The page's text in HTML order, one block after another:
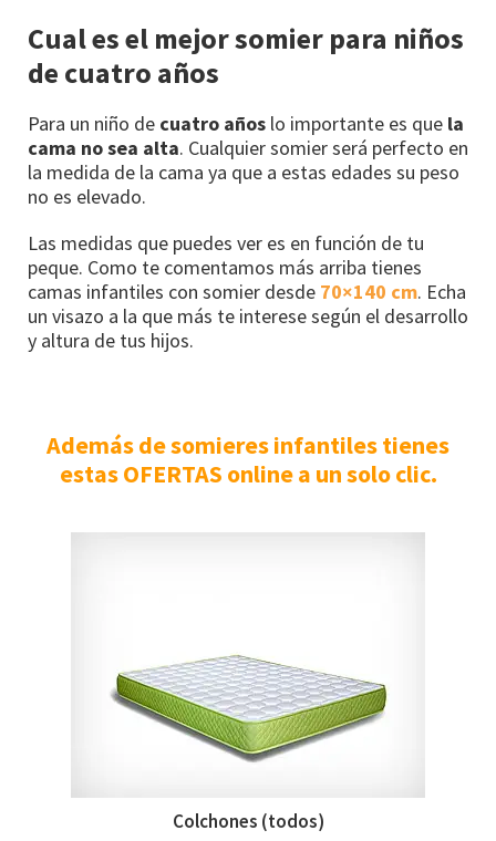
Cual es el mejor somier para niños
de cuatro años
Para un niño de cuatro años lo importante es que la
cama no sea alta. Cualquier somier será perfecto en
la medida de la cama ya que a estas edades su peso
no es elevado.
Las medidas que puedes ver es en función de tu
peque. Como te comentamos más arriba tienes
camas infantiles con somier desde 70×140 cm. Echa
un visazo a la que más te interese según el desarrollo
y altura de tus hijos.
Además de somieres infantiles tienes
estas OFERTAS online a un solo clic.
Colchones (todos)